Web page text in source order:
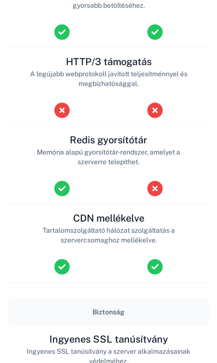
gyorsabb betöltéséhez.
HTTP/3 támogatás
A legújabb webprotokoll javított teljesítménnyel és
megbízhatósággal.
Redis gyorsítótár
Memória alapú gyorsítótár-rendszer, amelyet a
szerverre telepíthet.
CDN mellékelve
Tartalomszolgáltató hálózat szolgáltatás a
szervercsomaghoz mellékelve.
Biztonság
Ingyenes SSL tanúsítvány
Ingyenes SSL tanúsítvány a szerver alkalmazásainak
védelméhez.